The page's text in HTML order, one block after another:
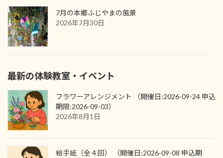
7月の本郷ふじやまの風景
2026年7月30日
最新の体験教室・イベント
フラワーアレンジメント （開催日:2026-09-24 申込
期限:2026-09-03）
2026年8月1日
絵手紙（全４回） （開催日:2026-09-08 申込期